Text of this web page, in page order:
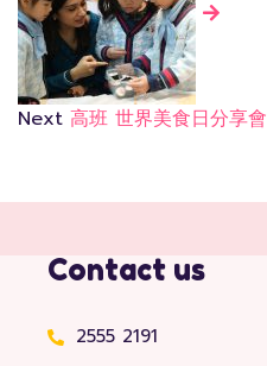
Next 高班 世界美食日分享會
Contact us
2555 2191